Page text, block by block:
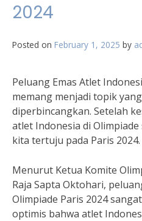
2024
Posted on February 1, 2025 by
Peluang Emas Atlet
memang menjadi topik
diperbincangkan. Setelah
atlet Indonesia di
kita tertuju pada Paris 2024.
Menurut Ketua Komite
Raja Sapta Oktohari,
Olimpiade Paris 2024
optimis bahwa atlet